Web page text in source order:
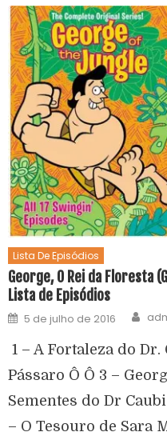
Lista De Episódios
George, O Rei da Floresta
Lista de Episódios
5 de julho de 2016
1 – A Fortaleza do Dr.
Pássaro Ô Ô 3 –
Sementes do Dr
– O Tesouro de Sara